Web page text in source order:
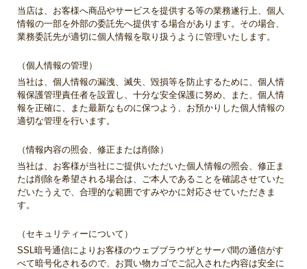
当店は、お客様へ商品やサービスを提供する等の業務遂行上、個人
情報の一部を外部の委託先へ提供する場合があります。その場合、
業務委託先が適切に個人情報を取り扱うように管理いたします。
（個人情報の管理）
当社は、個人情報の漏洩、滅失、毀損等を防止するために、個人情
報保護管理責任者を設置し、十分な安全保護に努め、また、個人情
報を正確に、また最新なものに保つよう、お預かりした個人情報の
適切な管理を行います。
（情報内容の照会、修正または削除）
当社は、お客様が当社にご提供いただいた個人情報の照会、修正ま
たは削除を希望される場合は、ご本人であることを確認させていた
だいたうえで、合理的な範囲ですみやかに対応させていただきま
す。
（セキュリティーについて）
SSL暗号通信によりお客様のウェブブラウザとサーバ間の通信がす
べて暗号化されるので、お買い物カゴでご記入された内容は安全に